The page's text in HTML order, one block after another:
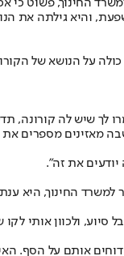
החינוך, פשוט
והיא גילתה את
של הקורונה על
לך שיש לה
מאזינים מספרים את
את זה".
החינוך, היא
ולכוון אותי לקו
אותם על הסף.